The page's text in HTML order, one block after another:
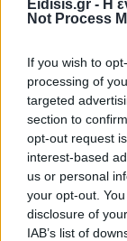
Eidisis.gr - Η
Not Process
If you wish to
processing of
targeted
section to
opt-out request
interest-based
us or personal
your opt-out.
disclosure of
IAB’s list of